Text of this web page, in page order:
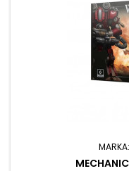
MARKA: